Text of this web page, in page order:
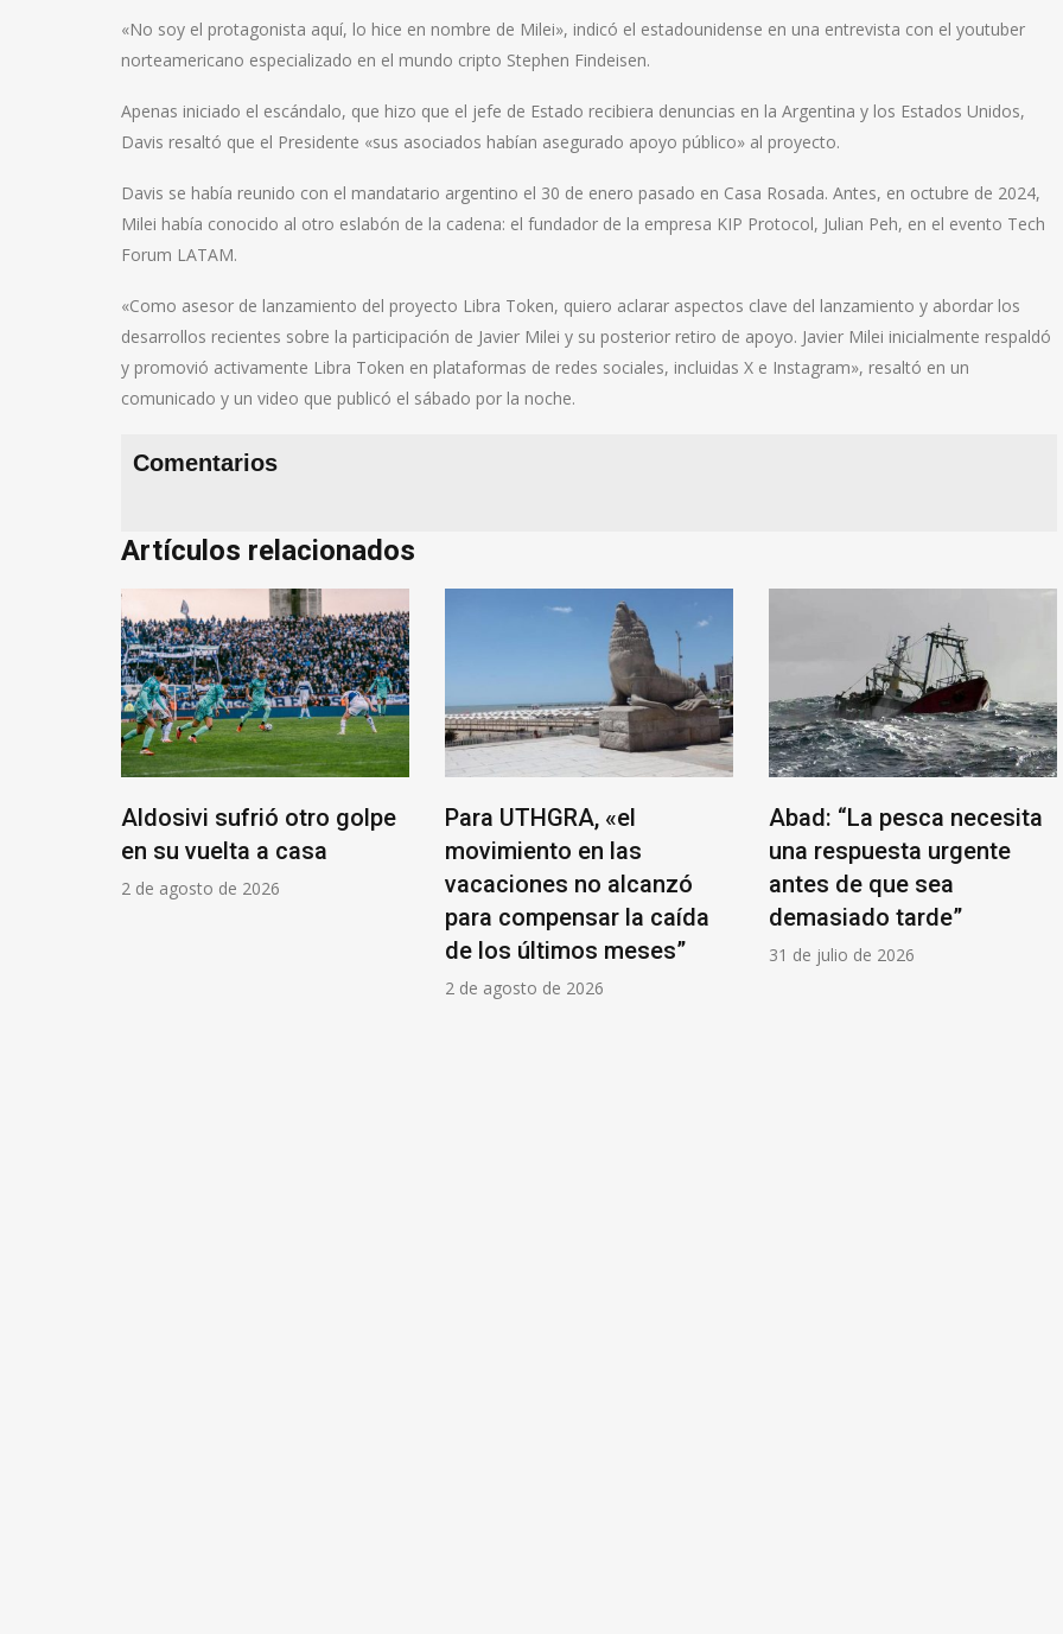
«No soy el protagonista aquí, lo hice en nombre de Milei», indicó el estadounidense en una entrevista con el youtuber
norteamericano especializado en el mundo cripto Stephen Findeisen.
Apenas iniciado el escándalo, que hizo que el jefe de Estado recibiera denuncias en la Argentina y los Estados Unidos,
Davis resaltó que el Presidente «sus asociados habían asegurado apoyo público» al proyecto.
Davis se había reunido con el mandatario argentino el 30 de enero pasado en Casa Rosada. Antes, en octubre de 2024,
Milei había conocido al otro eslabón de la cadena: el fundador de la empresa KIP Protocol, Julian Peh, en el evento Tech
Forum LATAM.
«Como asesor de lanzamiento del proyecto Libra Token, quiero aclarar aspectos clave del lanzamiento y abordar los
desarrollos recientes sobre la participación de Javier Milei y su posterior retiro de apoyo. Javier Milei inicialmente respaldó
y promovió activamente Libra Token en plataformas de redes sociales, incluidas X e Instagram», resaltó en un
comunicado y un video que publicó el sábado por la noche.
Comentarios
Artículos relacionados
Aldosivi sufrió otro golpe
en su vuelta a casa
2 de agosto de 2026
Para UTHGRA, «el
movimiento en las
vacaciones no alcanzó
para compensar la caída
de los últimos meses”
2 de agosto de 2026
Abad: “La pesca necesita
una respuesta urgente
antes de que sea
demasiado tarde”
31 de julio de 2026